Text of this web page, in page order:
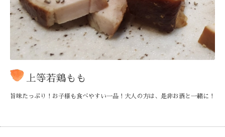
上等若鶏もも
旨味たっぷり！お子様も食べやすい一品！大人の方は、是非お酒と一緒に！